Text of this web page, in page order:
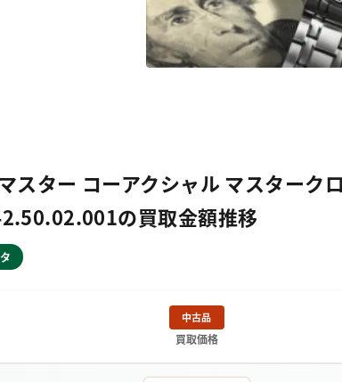
スター コーアクシャル マスターク
の買取金額推移
中古品
買取価格